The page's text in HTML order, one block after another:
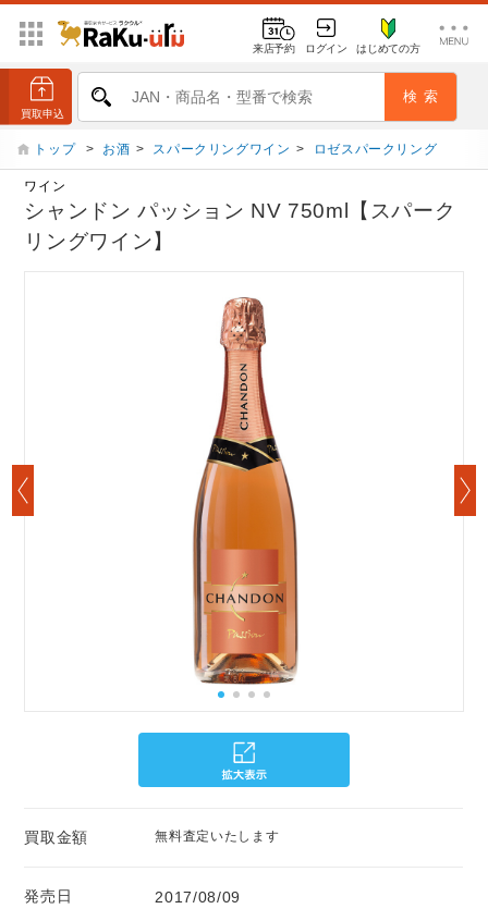
来店予約 ログイン はじめての方
トップ > お酒 > スパークリングワイン > ロゼスパークリング
ワイン
シャンドン パッション NV 750ml【スパーク
リングワイン】
買取金額 無料査定いたします
発売日 2017/08/09